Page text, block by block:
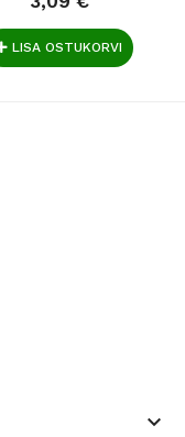
LISA OSTUKORVI
keyboard_arrow_down